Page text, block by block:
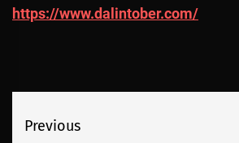
https://www.dalintober.com/
เมนู
Previous